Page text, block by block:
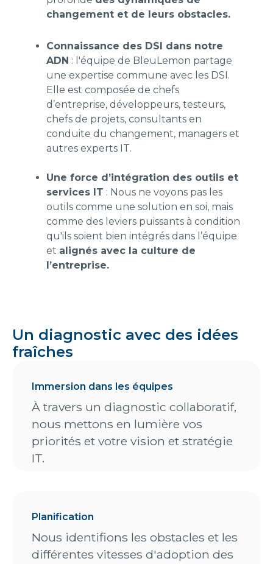
changement et de leurs obstacles.
Connaissance des DSI dans notre
ADN : l'équipe de BleuLemon partage
une expertise commune avec les DSI.
Elle est composée de chefs
d’entreprise, développeurs, testeurs,
chefs de projets, consultants en
conduite du changement, managers et
autres experts IT.
Une force d’intégration des outils et
services IT : Nous ne voyons pas les
outils comme une solution en soi, mais
comme des leviers puissants à condition
qu'ils soient bien intégrés dans l’équipe
et alignés avec la culture de
l’entreprise.
Un diagnostic avec des idées
fraîches
Immersion dans les équipes
À travers un diagnostic collaboratif,
nous mettons en lumière vos
priorités et votre vision et stratégie
IT.
Planification
Nous identifions les obstacles et les
différentes vitesses d'adoption des